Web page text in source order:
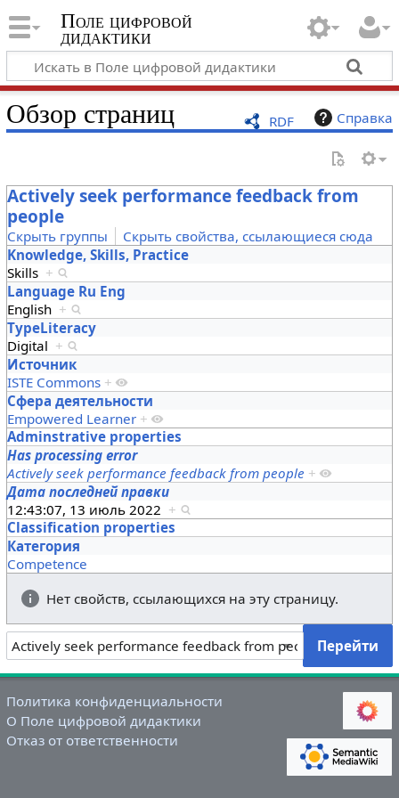
Поле цифровой
дидактики
RDF Справка
Обзор страниц
Actively seek performance feedback from
people
Скрыть группы
Скрыть свойства, ссылающиеся сюда
Knowledge, Skills, Practice
Skills +
Language Ru Eng
English +
TypeLiteracy
Digital +
Источник
ISTE Commons +
Сфера деятельности
Empowered Learner +
Adminstrative properties
Has processing error
Actively seek performance feedback from people +
Дата последней правки
12:43:07, 13 июль 2022 +
Classification properties
Категория
Competence
Нет свойств, ссылающихся на эту страницу.
Политика конфиденциальности
О Поле цифровой дидактики
Отказ от ответственности